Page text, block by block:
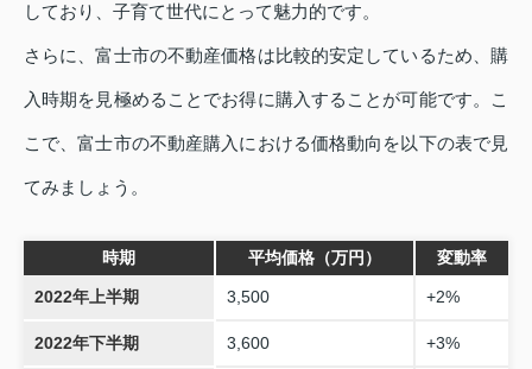
しており、子育て世代にとって魅力的です。
さらに、富士市の不動産価格は比較的安定しているため、購
入時期を見極めることでお得に購入することが可能です。こ
こで、富士市の不動産購入における価格動向を以下の表で見
てみましょう。
時期 平均価格（万円） 変動率
2022年上半期 3,500 +2%
2022年下半期 3,600 +3%